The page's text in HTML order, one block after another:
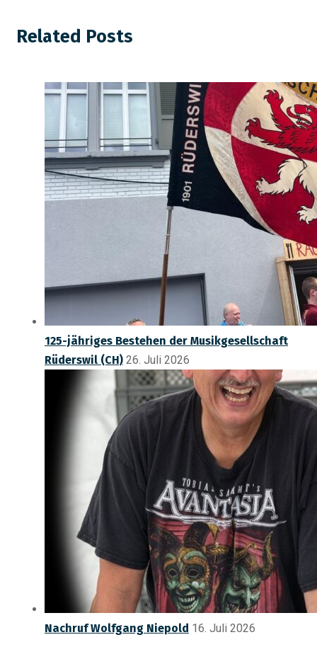
Related Posts
125-jähriges Bestehen der Musikgesellschaft
Rüderswil (CH) 26. Juli 2026
Nachruf Wolfgang Niepold 16. Juli 2026